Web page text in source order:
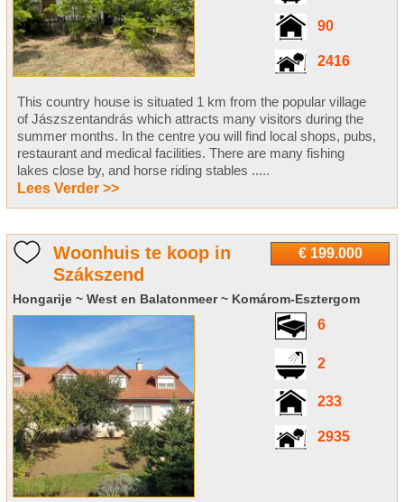
90
2416
This country house is situated 1 km from the popular village
of Jászszentandrás which attracts many visitors during the
summer months. In the centre you will find local shops, pubs,
restaurant and medical facilities. There are many fishing
lakes close by, and horse riding stables .....
Lees Verder >>
€ 199.000
Woonhuis te koop in
Szákszend
Hongarije ~ West en Balatonmeer ~ Komárom-Esztergom
6
2
233
2935